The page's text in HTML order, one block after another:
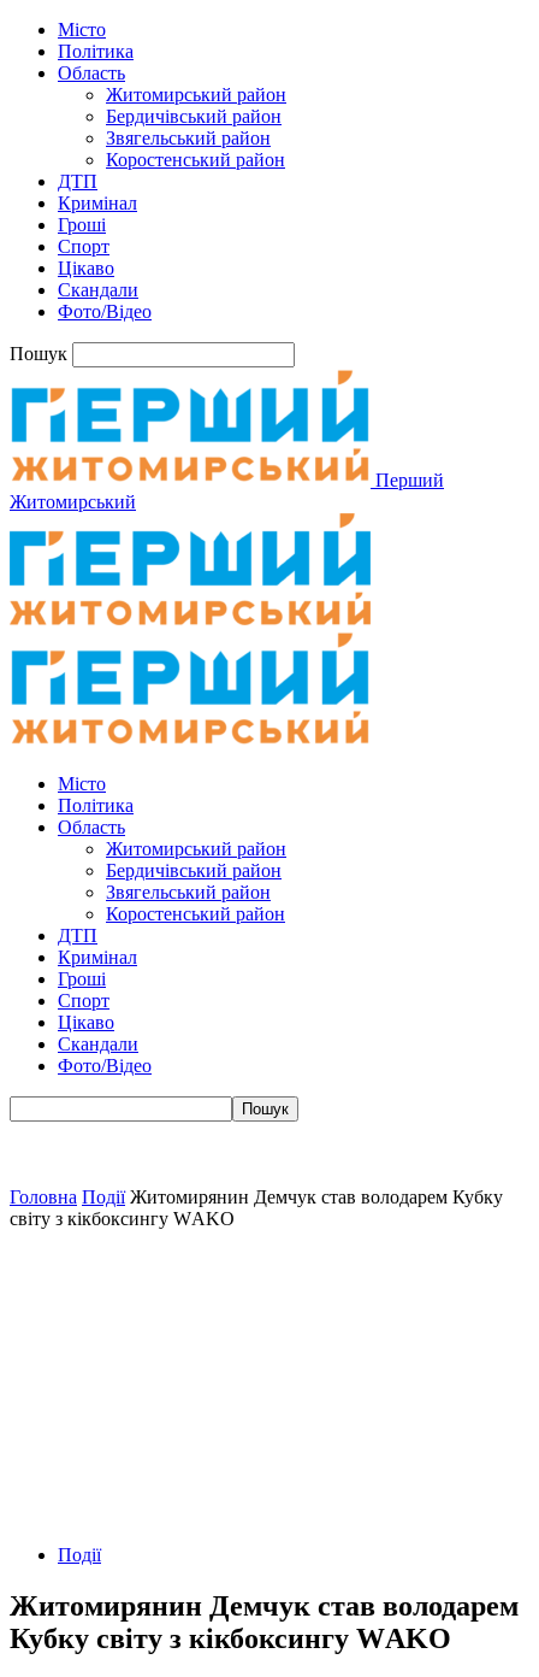
Місто
Політика
Область
Житомирський район
Бердичівський район
Звягельський район
Коростенський район
ДТП
Кримінал
Гроші
Спорт
Цікаво
Скандали
Фото/Відео
Пошук
Перший
Житомирський
Місто
Політика
Область
Житомирський район
Бердичівський район
Звягельський район
Коростенський район
ДТП
Кримінал
Гроші
Спорт
Цікаво
Скандали
Фото/Відео
Головна Події Житомирянин Демчук став володарем Кубку
світу з кікбоксингу WАKО
Події
Житомирянин Демчук став володарем
Кубку світу з кікбоксингу WАKО